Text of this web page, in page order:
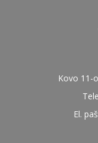
Kovo 11-
El.